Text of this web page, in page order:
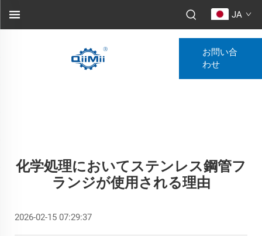
JA
お問い合
わせ
化学処理においてステンレス鋼管フ
ランジが使用される理由
2026-02-15 07:29:37